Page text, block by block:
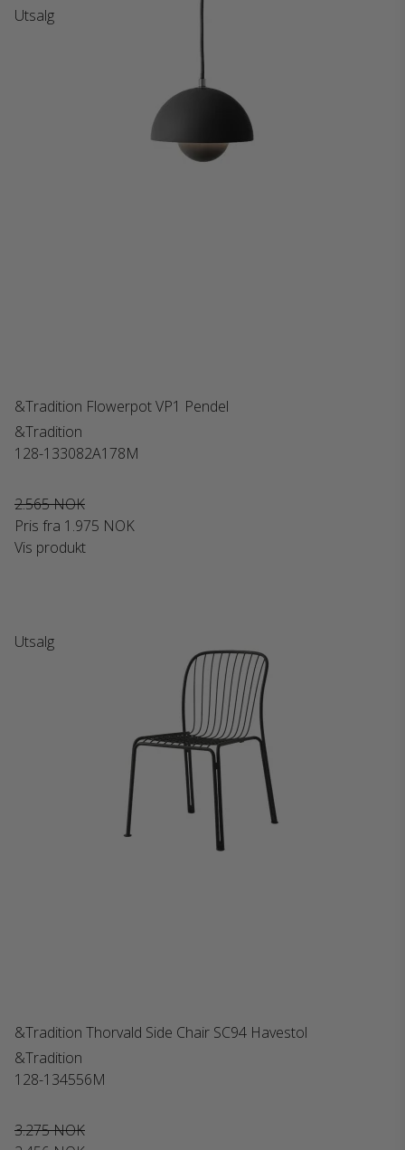
Utsalg
&Tradition Flowerpot VP1 Pendel
&Tradition
128-133082A178M
2.565 NOK
Pris fra 1.975 NOK
Vis produkt
Utsalg
&Tradition Thorvald Side Chair SC94 Havestol
&Tradition
128-134556M
3.275 NOK